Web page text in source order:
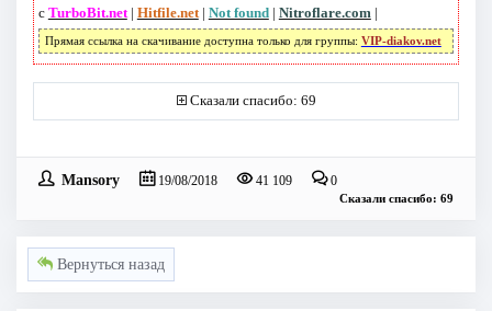
с TurboBit.net| Hitfile.net| Not found| Nitroflare.com |
Прямая ссылка на скачивание доступна только для группы: VIP-diakov.net
Сказали спасибо: 69
Mansory 19/08/2018 41 109 0
Сказали спасибо: 69
Вернуться назад